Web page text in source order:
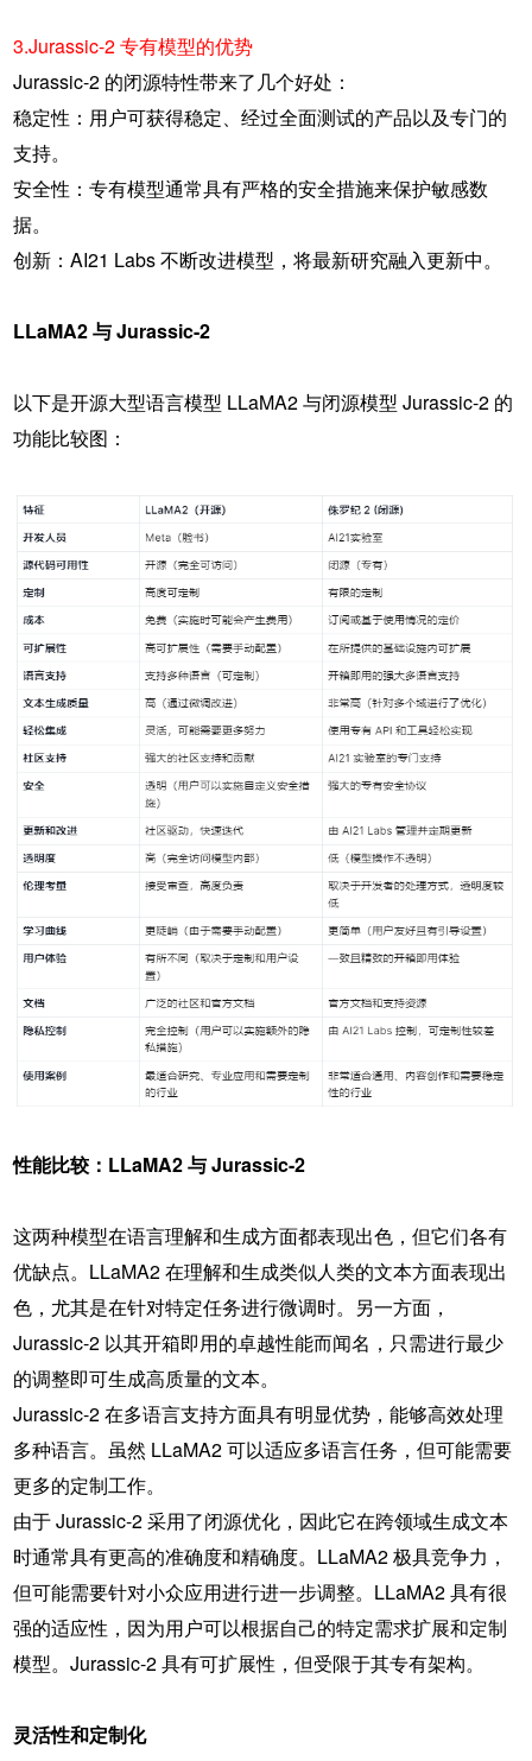
3.Jurassic-2 专有模型的优势
Jurassic-2 的闭源特性带来了几个好处：
稳定性：用户可获得稳定、经过全面测试的产品以及专门的
支持。
安全性：专有模型通常具有严格的安全措施来保护敏感数
据。
创新：AI21 Labs 不断改进模型，将最新研究融入更新中。
LLaMA2 与 Jurassic-2
以下是开源大型语言模型 LLaMA2 与闭源模型 Jurassic-2 的
功能比较图：
性能比较：LLaMA2 与 Jurassic-2
这两种模型在语言理解和生成方面都表现出色，但它们各有
优缺点。LLaMA2 在理解和生成类似人类的文本方面表现出
色，尤其是在针对特定任务进行微调时。另一方面，
Jurassic-2 以其开箱即用的卓越性能而闻名，只需进行最少
的调整即可生成高质量的文本。
Jurassic-2 在多语言支持方面具有明显优势，能够高效处理
多种语言。虽然 LLaMA2 可以适应多语言任务，但可能需要
更多的定制工作。
由于 Jurassic-2 采用了闭源优化，因此它在跨领域生成文本
时通常具有更高的准确度和精确度。LLaMA2 极具竞争力，
但可能需要针对小众应用进行进一步调整。LLaMA2 具有很
强的适应性，因为用户可以根据自己的特定需求扩展和定制
模型。Jurassic-2 具有可扩展性，但受限于其专有架构。
灵活性和定制化